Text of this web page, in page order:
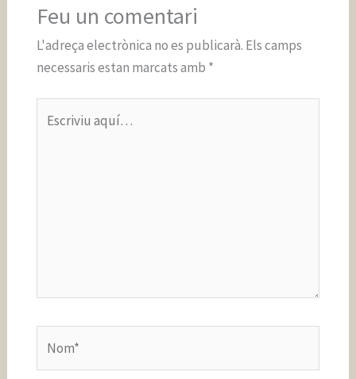
Feu un comentari
L'adreça electrònica no es publicarà. Els camps
necessaris estan marcats amb *
aquí…